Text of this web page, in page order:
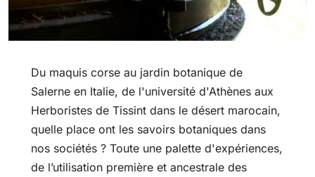
Du maquis corse au jardin botanique de
Salerne en Italie, de l'université d'Athènes aux
Herboristes de Tissint dans le désert marocain,
quelle place ont les savoirs botaniques dans
nos sociétés ? Toute une palette d'expériences,
de l’utilisation première et ancestrale des